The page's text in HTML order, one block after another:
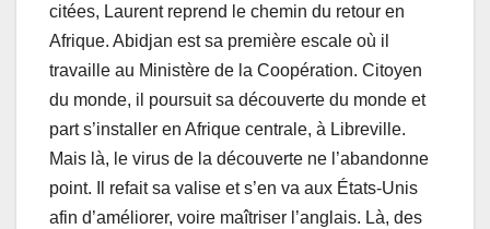
citées, Laurent reprend le chemin du retour en
Afrique. Abidjan est sa première escale où il
travaille au Ministère de la Coopération. Citoyen
du monde, il poursuit sa découverte du monde et
part s’installer en Afrique centrale, à Libreville.
Mais là, le virus de la découverte ne l’abandonne
point. Il refait sa valise et s’en va aux États-Unis
afin d’améliorer, voire maîtriser l’anglais. Là, des